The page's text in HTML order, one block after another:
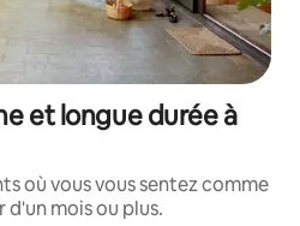
et longue durée à
où vous vous sentez comme
d'un mois ou plus.